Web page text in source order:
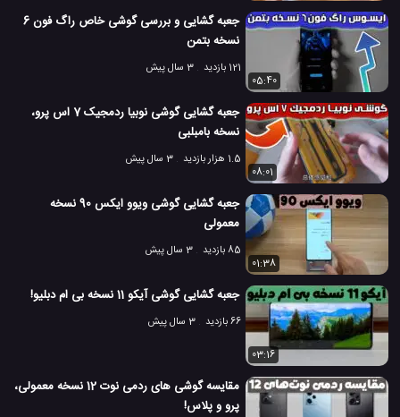
جعبه گشایی و بررسی گوشی خاص راگ فون 6
نسخه بتمن
121 بازدید
3 سال پیش
05:40
جعبه گشایی گوشی نوبیا ردمجیک 7 اس پرو،
نسخه بامبلبی
1.5 هزار بازدید
3 سال پیش
08:01
جعبه گشایی گوشی ویوو ایکس 90 نسخه
معمولی
85 بازدید
3 سال پیش
01:38
جعبه گشایی گوشی آیکو 11 نسخه بی ام دبلیو!
66 بازدید 3 سال پیش
03:16
مقایسه گوشی های ردمی نوت 12 نسخه معمولی،
پرو و پلاس!